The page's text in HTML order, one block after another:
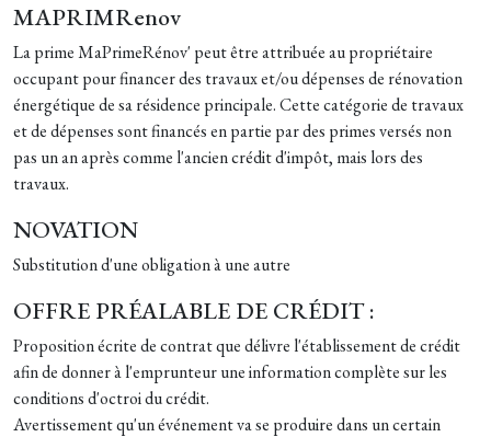
MAPRIMRenov
La prime MaPrimeRénov' peut être attribuée au propriétaire
occupant pour financer des travaux et/ou dépenses de rénovation
énergétique de sa résidence principale. Cette catégorie de travaux
et de dépenses sont financés en partie par des primes versés non
pas un an après comme l'ancien crédit d'impôt, mais lors des
travaux.
NOVATION
Substitution d'une obligation à une autre
OFFRE PRÉALABLE DE CRÉDIT :
Proposition écrite de contrat que délivre l'établissement de crédit
afin de donner à l'emprunteur une information complète sur les
conditions d'octroi du crédit.
Avertissement qu'un événement va se produire dans un certain